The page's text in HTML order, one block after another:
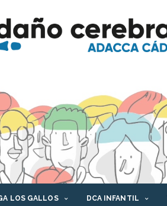
LOS GALLOS DCA INFANTIL